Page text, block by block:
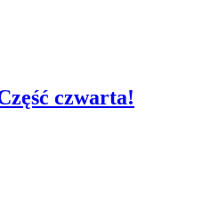
czwarta!